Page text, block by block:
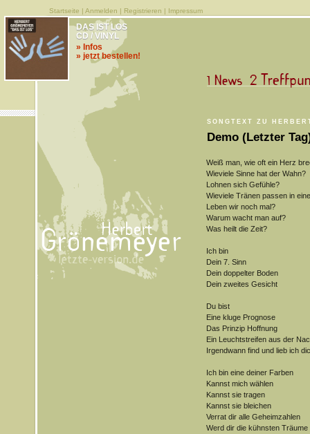
Startseite | Anmelden | Registrieren | Impressum
SONGTEXT ZU
Demo (Letzter
DAS IST LOS
CD / VINYL
» Infos
» jetzt bestellen!
Weiß man, wie oft ein Herz
Wieviele Sinne hat der Wahn?
Lohnen sich Gefühle?
Wieviele Tränen passen in
Leben wir noch mal?
Warum wacht man auf?
Was heilt die Zeit?
Ich bin
Dein 7. Sinn
Dein doppelter Boden
Dein zweites Gesicht
Du bist
Eine kluge Prognose
Das Prinzip Hoffnung
Ein Leuchtstreifen aus der
Irgendwann find und lieb ich
Ich bin eine deiner Farben
Kannst mich wählen
Kannst sie tragen
Kannst sie bleichen
Verrat dir alle Geheimzahlen
Werd dir die kühnsten Träume